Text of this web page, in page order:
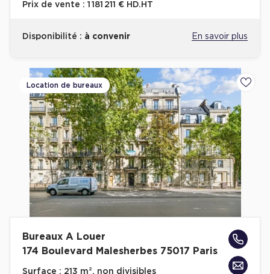
Prix de vente : 1 181 211 € HD.HT
Disponibilité : à convenir En savoir plus
Location de bureaux
Bureaux A Louer
174 Boulevard Malesherbes 75017 Paris
Surface : 213 m², non divisibles